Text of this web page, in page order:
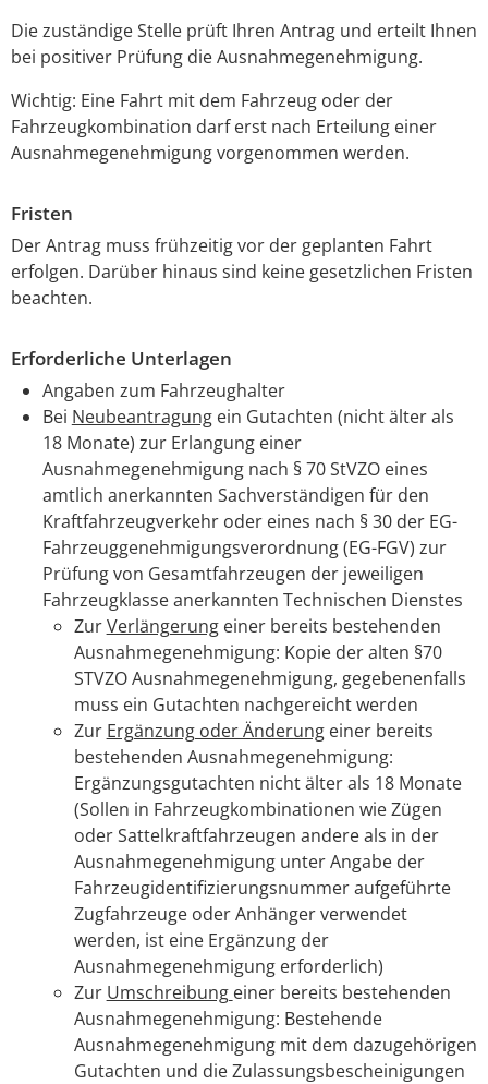
Die zuständige Stelle prüft Ihren Antrag und erteilt Ihnen
bei positiver Prüfung die Ausnahmegenehmigung.
Wichtig: Eine Fahrt mit dem Fahrzeug oder der
Fahrzeugkombination darf erst nach Erteilung einer
Ausnahmegenehmigung vorgenommen werden.
Fristen
Der Antrag muss frühzeitig vor der geplanten Fahrt
erfolgen. Darüber hinaus sind keine gesetzlichen Fristen
beachten.
Erforderliche Unterlagen
Angaben zum Fahrzeughalter
Bei Neubeantragungein Gutachten (nicht älter als
18 Monate) zur Erlangung einer
Ausnahmegenehmigung nach § 70 StVZO eines
amtlich anerkannten Sachverständigen für den
Kraftfahrzeugverkehr oder eines nach § 30 der EG-
Fahrzeuggenehmigungsverordnung (EG-FGV) zur
Prüfung von Gesamtfahrzeugen der jeweiligen
Fahrzeugklasse anerkannten Technischen Dienstes
ZurVerlängerungeiner bereits bestehenden
Ausnahmegenehmigung: Kopie der alten §70
STVZO Ausnahmegenehmigung, gegebenenfalls
muss ein Gutachten nachgereicht werden
Zur Ergänzung oder Änderungeiner bereits
bestehenden Ausnahmegenehmigung:
Ergänzungsgutachten nicht älter als 18 Monate
(Sollen in Fahrzeugkombinationen wie Zügen
oder Sattelkraftfahrzeugen andere als in der
Ausnahmegenehmigung unter Angabe der
Fahrzeugidentifizierungsnummer aufgeführte
Zugfahrzeuge oder Anhänger verwendet
werden, ist eine Ergänzung der
Ausnahmegenehmigung erforderlich)
Zur Umschreibung einer bereits bestehenden
Ausnahmegenehmigung: Bestehende
Ausnahmegenehmigung mit dem dazugehörigen
Gutachten und die Zulassungsbescheinigungen